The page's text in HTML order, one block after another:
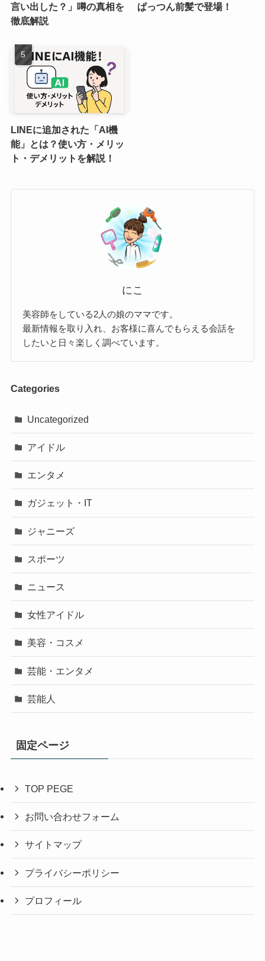
言い出した？」噂の真相を
徹底解説
ぱっつん前髪で登場！
LINEに追加された「AI機
能」とは？使い方・メリッ
ト・デメリットを解説！
にこ
美容師をしている2人の娘のママです。
最新情報を取り入れ、お客様に喜んでもらえる会話を
したいと日々楽しく調べています。
Categories
Uncategorized
アイドル
エンタメ
ガジェット・IT
ジャニーズ
スポーツ
ニュース
女性アイドル
美容・コスメ
芸能・エンタメ
芸能人
固定ページ
TOP PEGE
お問い合わせフォーム
サイトマップ
プライバシーポリシー
プロフィール